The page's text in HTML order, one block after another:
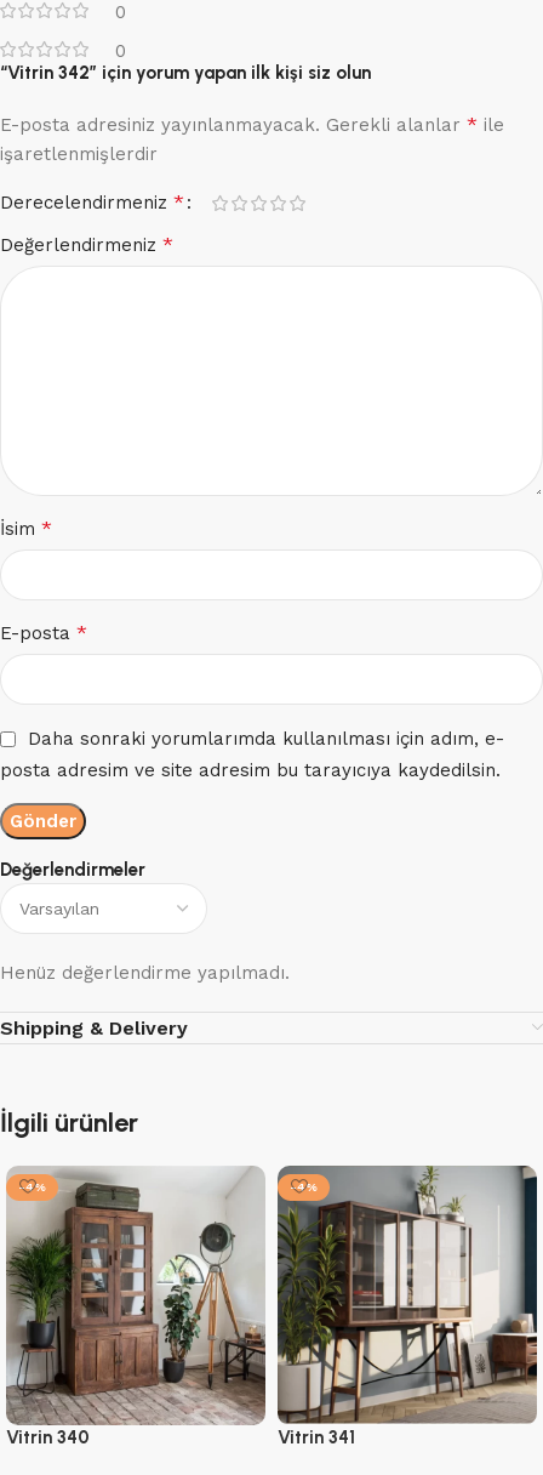
0
0
Değerlendirmeler
Henüz değerlendirme yapılmadı.
“Vitrin 342” için yorum yapan ilk kişi siz olun
E-posta adresiniz yayınlanmayacak. Gerekli alanlar * ile
işaretlenmişlerdir
Derecelendirmeniz *
Değerlendirmeniz *
İsim *
E-posta *
Daha sonraki yorumlarımda kullanılması için adım, e-
posta adresim ve site adresim bu tarayıcıya kaydedilsin.
Shipping & Delivery
İlgili ürünler
-4%
Vitrin 340
-4%
Vitrin 341